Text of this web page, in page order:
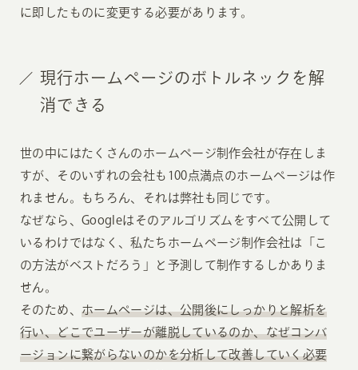
に即したものに変更する必要があります。
現行ホームページのボトルネックを解
消できる
世の中にはたくさんのホームページ制作会社が存在しま
すが、そのいずれの会社も100点満点のホームページは作
れません。もちろん、それは弊社も同じです。
なぜなら、Googleはそのアルゴリズムをすべて公開して
いるわけではなく、私たちホームページ制作会社は「こ
の方法がベストだろう」と予測して制作するしかありま
せん。
そのため、 ホームページは、公開後にしっかりと解析を
行い、どこでユーザーが離脱しているのか、なぜコンバ
ージョンに繋がらないのかを分析して改善していく必要